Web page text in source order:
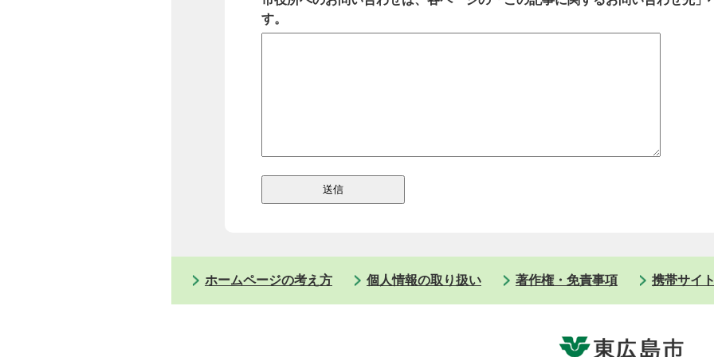
す。
ホームページの考え方 個人情報の取り扱い 著作権・免責事項 携帯サイ